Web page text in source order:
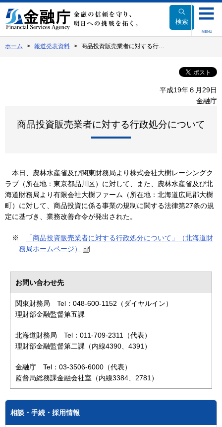
文
へ
動
検索
MENU
ホーム 報道発表資料 商品投資販売業者に対する行…
平成19年６月29日
金融庁
商品投資販売業者に対する行政処分について
本日、農林水産省及び関東財務局より株式会社大樹レーシングク
ラブ（所在地：東京都品川区）に対して、また、農林水産省及び北
海道財務局より有限会社大樹ファーム（所在地：北海道広尾郡大樹
町）に対して、商品投資に係る事業の規制に関する法律第27条の規
定に基づき、業務改善命令が発出された。
※
「商品投資販売業者に対する行政処分について」（北海道財
務局ホームページ）
お問い合わせ先
関東財務局 Tel：048-600-1152（ダイヤルイン）
理財部金融監督第五課
北海道財務局 Tel：011-709-2311（代表）
理財部金融監督第二課（内線4390、4391）
金融庁 Tel：03-3506-6000（代表）
監督局総務課金融会社室（内線3384、2781）
相談・手続・採用情報